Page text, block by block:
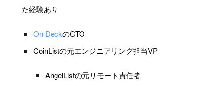
た経験あり
On DeckのCTO
CoinListの元エンジニアリング担当VP
AngelListの元リモート責任者